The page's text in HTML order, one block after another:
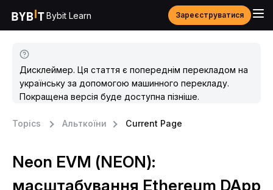
Bybit Learn Зареєструватися
Дисклеймер. Ця стаття є попереднім перекладом на
українську за допомогою машинного перекладу.
Покращена версія буде доступна пізніше.
Topics Альткоїни Current Page
Neon EVM (NEON):
масштабування Ethereum DApp